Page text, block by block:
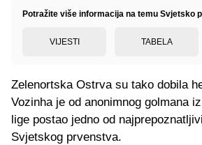
Potražite više informacija na temu Svjetsko
VIJESTI TABELA
Zelenortska Ostrva su tako dobila
Vozinha je od anonimnog golmana
lige postao jedno od
Svjetskog prvenstva.